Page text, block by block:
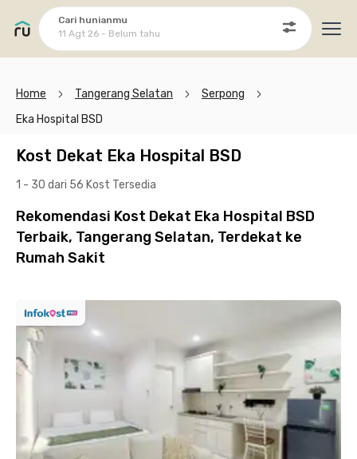
Cari hunianmu
11 Agt 26 - Belum tahu
Home Tangerang Selatan
Serpong
Eka Hospital BSD
Kost Dekat Eka Hospital BSD
1 - 30 dari 56 Kost Tersedia
Rekomendasi Kost Dekat Eka Hospital BSD
Terbaik, Tangerang Selatan, Terdekat ke
Rumah Sakit